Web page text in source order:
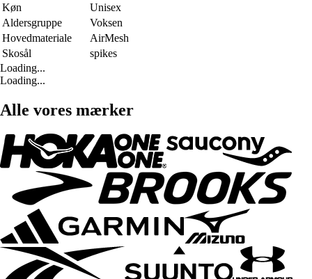
Køn
Unisex
Aldersgruppe
Voksen
Hovedmateriale
AirMesh
Skosål
spikes
Loading...
Loading...
Alle vores mærker